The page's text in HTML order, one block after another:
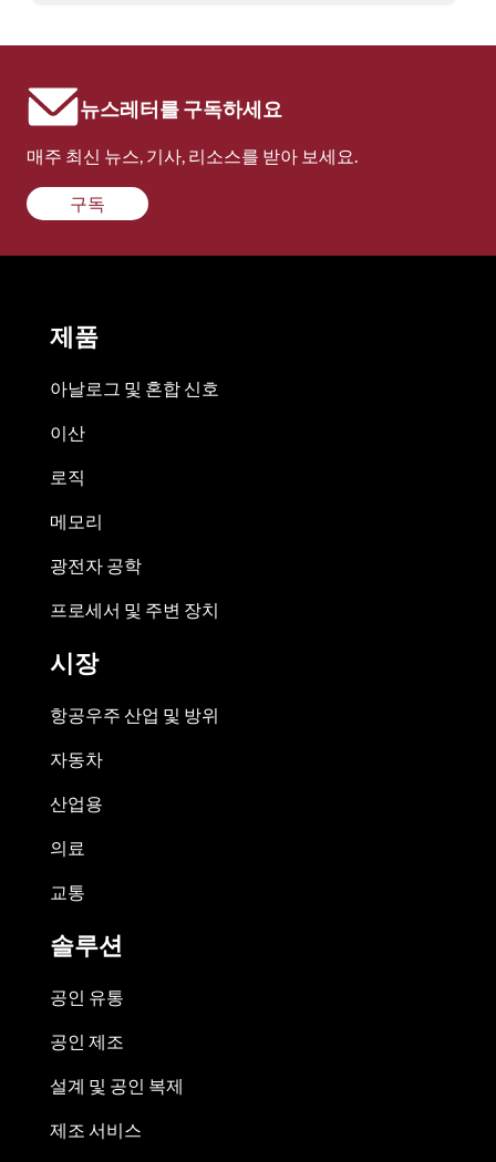
뉴스레터를 구독하세요
매주 최신 뉴스, 기사, 리소스를 받아 보세요.
구독
제품
아날로그 및 혼합 신호
이산
로직
메모리
광전자 공학
프로세서 및 주변 장치
시장
항공우주 산업 및 방위
자동차
산업용
의료
교통
솔루션
공인 유통
공인 제조
설계 및 공인 복제
제조 서비스